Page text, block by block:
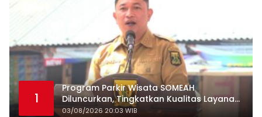
1
Program Parkir Wisata SOMEAH
Diluncurkan, Tingkatkan Kualitas Layanan
Kepariwisataan
03/08/2026 20:03 WIB